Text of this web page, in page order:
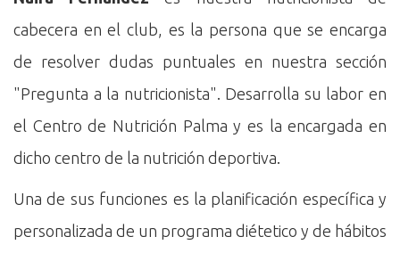
cabecera en el club, es la persona que se encarga
de resolver dudas puntuales en nuestra sección
"Pregunta a la nutricionista". Desarrolla su labor en
el Centro de Nutrición Palma y es la encargada en
dicho centro de la nutrición deportiva.
Una de sus funciones es la planificación específica y
personalizada de un programa diétetico y de hábitos